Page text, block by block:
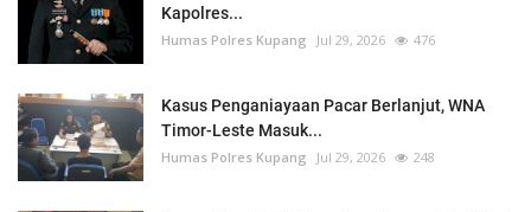
Kapolres...
Humas Polres Kupang Jul 29, 2026 476
Kasus Penganiayaan Pacar Berlanjut, WNA
Timor-Leste Masuk...
Humas Polres Kupang Jul 29, 2026 248